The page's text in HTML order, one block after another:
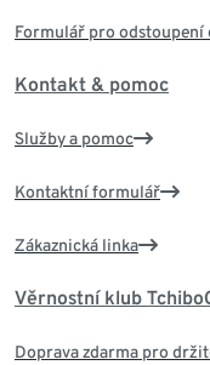
Formulář pro odstoupení
Kontakt & pomoc
Služby a pomoc
Kontaktní formulář
Zákaznická linka
Věrnostní klub
Doprava zdarma pro